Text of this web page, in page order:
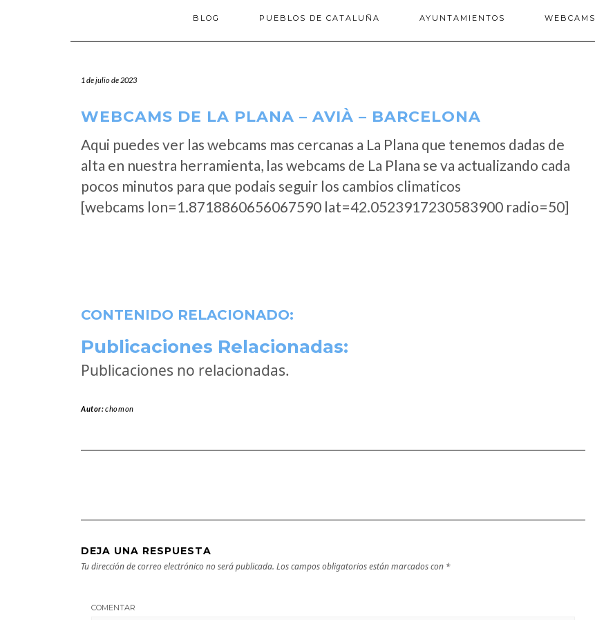
BLOG PUEBLOS DE CATALUÑA AYUNTAMIENTOS WEBCAMS
1 de julio de 2023
WEBCAMS DE LA PLANA – AVIÀ – BARCELONA
Aqui puedes ver las webcams mas cercanas a La Plana que tenemos dadas de
alta en nuestra herramienta, las webcams de La Plana se va actualizando cada
pocos minutos para que podais seguir los cambios climaticos
[webcams lon=1.8718860656067590 lat=42.0523917230583900 radio=50]
CONTENIDO RELACIONADO:
Publicaciones Relacionadas:
Publicaciones no relacionadas.
Autor:chomon
DEJA UNA RESPUESTA
Tu dirección de correo electrónico no será publicada. Los campos obligatorios están marcados con *
COMENTAR